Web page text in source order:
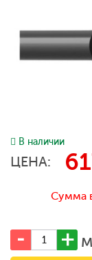
В наличии
ЦЕНА:
Сумма
м